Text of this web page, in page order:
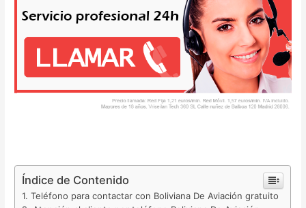
Índice de Contenido
Teléfono para contactar con Boliviana De Aviación gratuito